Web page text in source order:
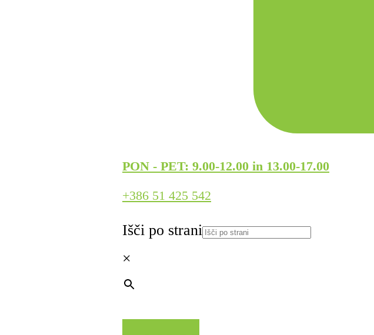
PON - PET: 9.00-12.00 in 13.00-17.00
+386 51 425 542
Išči po strani
×